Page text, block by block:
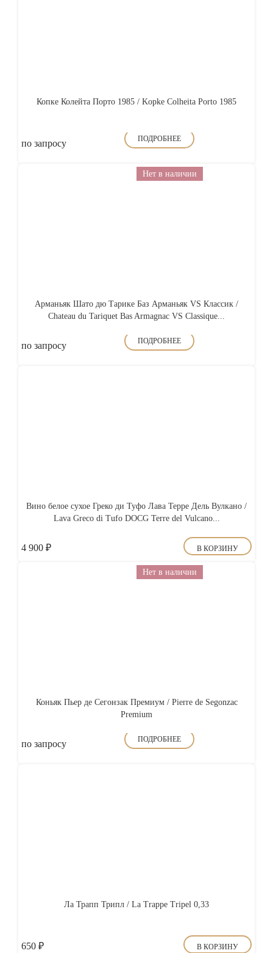
Копке Колейта Порто 1985 / Kopke Colheita Porto 1985
по запросу ПОДРОБНЕЕ
Нет в наличии
Арманьяк Шато дю Тарике Баз Арманьяк VS Классик /
Chateau du Tariquet Bas Armagnac VS Classique...
по запросу ПОДРОБНЕЕ
Вино белое сухое Греко ди Туфо Лава Терре Дель Вулкано /
Lava Greco di Tufo DOCG Terre del Vulcano...
4 900 ₽ В КОРЗИНУ
Нет в наличии
Коньяк Пьер де Сегонзак Премиум / Pierre de Segonzac
Premium
по запросу ПОДРОБНЕЕ
Ла Трапп Трипл / La Trappe Tripel 0,33
650 ₽ В КОРЗИНУ